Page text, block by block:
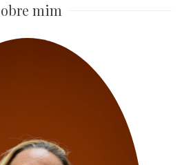
mim